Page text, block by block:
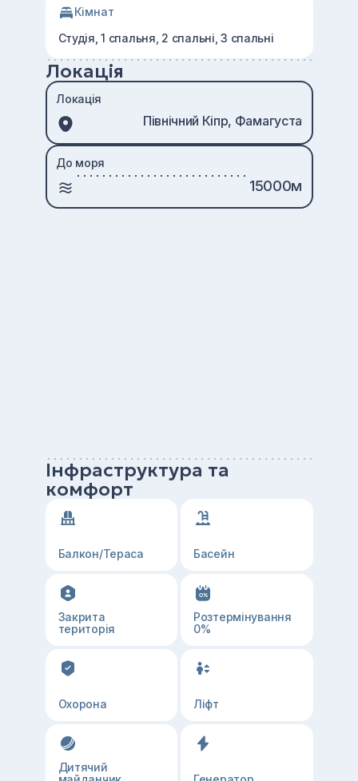
Кімнат
Студія, 1 спальня, 2 спальні, 3 спальні
Локація
Локація
Північний Кіпр, Фамагуста
До моря
15000м
Інфраструктура та
комфорт
Балкон/Тераса Басейн
Закрита
територія
Розтермінування
0%
Охорона Ліфт
Дитячий